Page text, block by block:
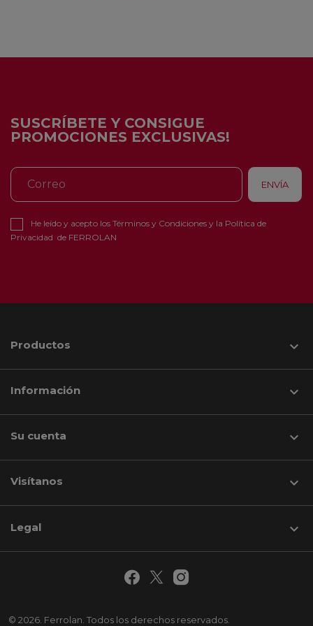
SUSCRÍBETE Y CONSIGUE
PROMOCIONES EXCLUSIVAS!
He leído y acepto los Términos y Condiciones y la Política de
Privacidad de FERROLAN
Productos 
Información 
Su cuenta 
Visítanos keyboard_arrow_down
© 2026. Ferrolan. Todos los derechos reservados.
Legal 